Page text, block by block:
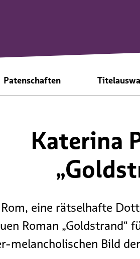
Patenschaften
Silberne
Einfach spenden
Katerina
„
eine rätselhafte
Roman
melancholischen Bild